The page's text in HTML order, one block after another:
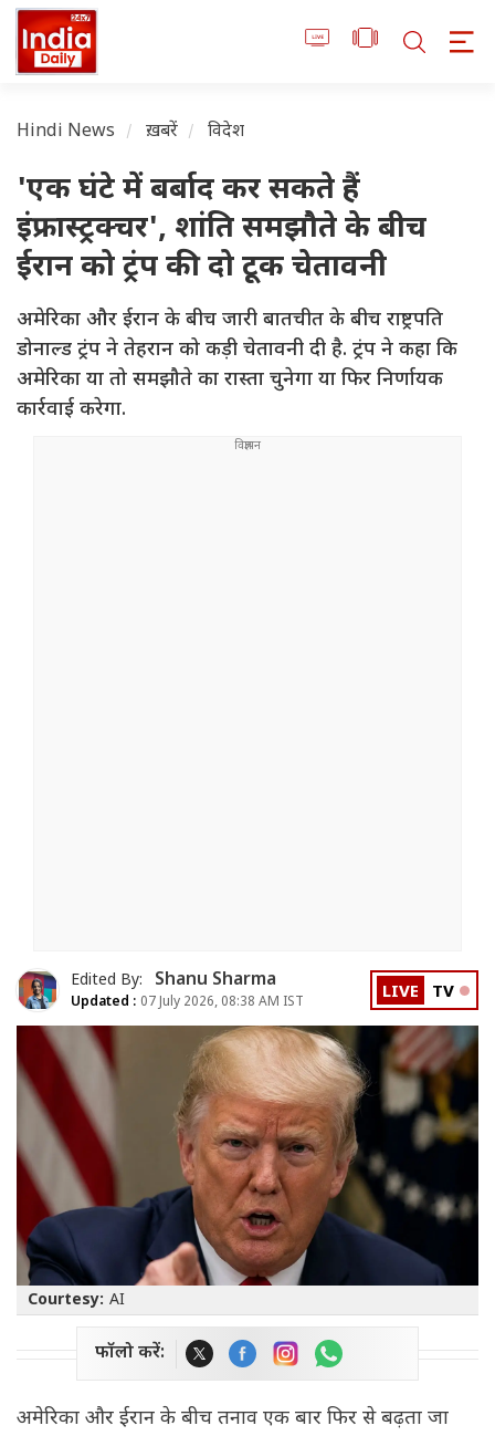
Hindi News ख़बरें विदेश
'एक घंटे में बर्बाद कर सकते हैं
इंफ्रास्ट्रक्चर', शांति समझौते के बीच
ईरान को ट्रंप की दो टूक चेतावनी
अमेरिका और ईरान के बीच जारी बातचीत के बीच राष्ट्रपति
डोनाल्ड ट्रंप ने तेहरान को कड़ी चेतावनी दी है. ट्रंप ने कहा कि
अमेरिका या तो समझौते का रास्ता चुनेगा या फिर निर्णायक
कार्रवाई करेगा.
Edited By: Shanu Sharma
Updated : 07 July 2026, 08:38 AM IST LIVE TV
Courtesy: AI
फॉलो करें:
अमेरिका और ईरान के बीच तनाव एक बार फिर से बढ़ता जा